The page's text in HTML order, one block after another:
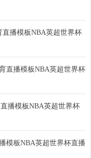
直播模板NBA英超世界杯
直播模板NBA英超世界杯
播模板NBA英超世界杯
模板NBA英超世界杯直播